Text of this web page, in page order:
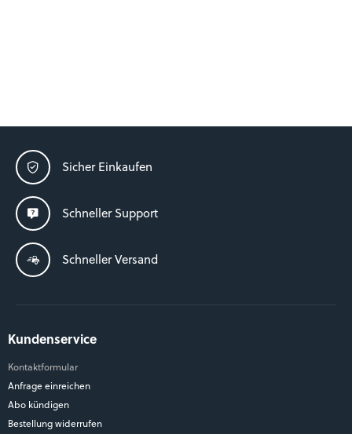
Sicher Einkaufen
Schneller Support
Schneller Versand
Kundenservice
Kontaktformular
Anfrage einreichen
Abo kündigen
Bestellung widerrufen